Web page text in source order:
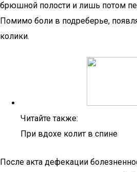
брюшной полости и лишь потом
Помимо боли в подреберье,
колики.
Читайте также:
При вдохе колит в спине
После акта дефекации